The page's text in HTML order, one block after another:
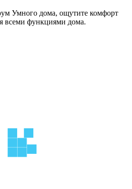
Умного дома, ощутите комфорт
всеми функциями дома.